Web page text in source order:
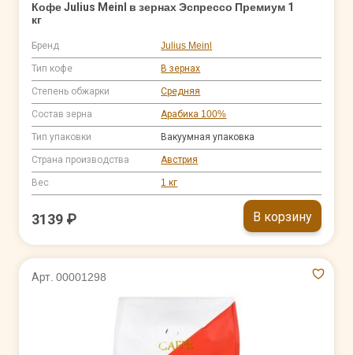
Кофе Julius Meinl в зернах Эспрессо Премиум 1
кг
Бренд Julius Meinl
Тип кофе В зернах
Степень обжарки Средняя
Состав зерна Арабика 100%
Тип упаковки Вакуумная упаковка
Страна производства Австрия
Вес 1 кг
3139 ₽ В корзину
Арт. 00001298